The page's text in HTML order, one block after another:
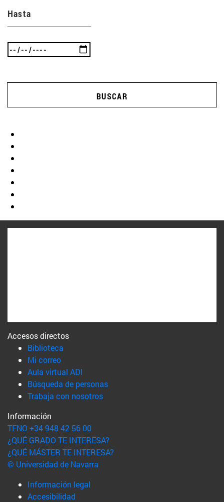
Hasta
BUSCAR
Accesos directos
Biblioteca
Mi correo(abre en nueva ventana)
Aula virtual ADI
Búsqueda de personas(abre en nueva ventana)
Trabaja con nosotros(abre en nueva ventana)
Información
TFNO +34 948 42 56 00
¿QUÉ GRADO TE INTERESA?
¿QUÉ MÁSTER TE INTERESA?
© Universidad de Navarra
Información legal
Accesibilidad